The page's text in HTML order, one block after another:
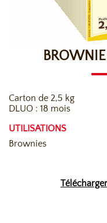
Carton de 2,5 kg
DLUO : 18 mois
UTILISATIONS
Brownies